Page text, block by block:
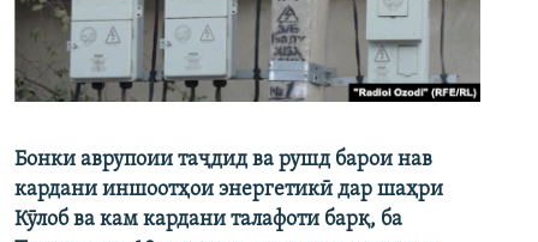
Бонки аврупоии таҷдид ва рушд барои нав
кардани иншоотҳои энергетикӣ дар шаҳри
Кӯлоб ва кам кардани талафоти барқ, ба